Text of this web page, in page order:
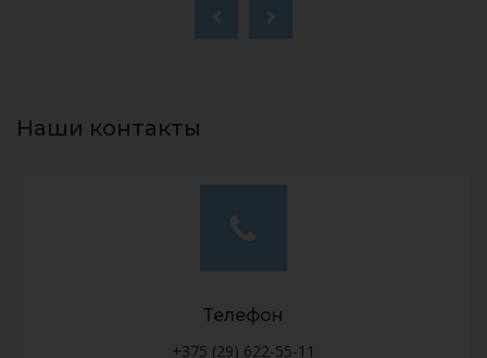
Наши контакты
Телефон
+375 (29) 622-55-11